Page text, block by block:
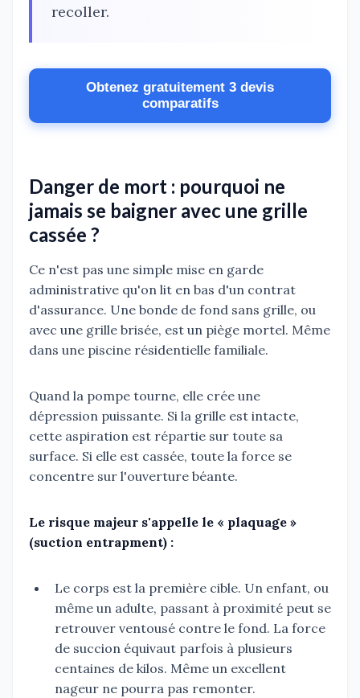
recoller.
Obtenez gratuitement 3 devis
comparatifs
Danger de mort : pourquoi ne
jamais se baigner avec une grille
cassée ?
Ce n'est pas une simple mise en garde
administrative qu'on lit en bas d'un contrat
d'assurance. Une bonde de fond sans grille, ou
avec une grille brisée, est un piège mortel. Même
dans une piscine résidentielle familiale.
Quand la pompe tourne, elle crée une
dépression puissante. Si la grille est intacte,
cette aspiration est répartie sur toute sa
surface. Si elle est cassée, toute la force se
concentre sur l'ouverture béante.
Le risque majeur s'appelle le « plaquage »
(suction entrapment) :
Le corps est la première cible. Un enfant, ou
même un adulte, passant à proximité peut se
retrouver ventousé contre le fond. La force
de succion équivaut parfois à plusieurs
centaines de kilos. Même un excellent
nageur ne pourra pas remonter.